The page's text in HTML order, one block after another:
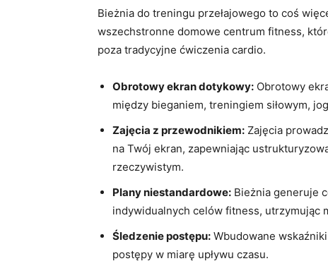
Bieżnia do treningu przełajowego to coś
wszechstronne domowe centrum fitness,
poza tradycyjne ćwiczenia cardio.
Obrotowy ekran dotykowy: Obrotowy
między bieganiem, treningiem siłowym,
Zajęcia z przewodnikiem: Zajęcia
na Twój ekran, zapewniając
rzeczywistym.
Plany niestandardowe: Bieżnia generuje
indywidualnych celów fitness, utrzymując
Śledzenie postępu: Wbudowane
postępy w miarę upływu czasu.